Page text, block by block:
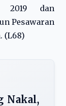
2019 dan
Pesawaran
(L68)
Nakal,